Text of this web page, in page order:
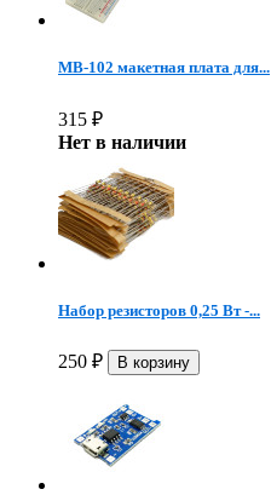
MB-102 макетная плата для...
315 ₽
Нет в наличии
Набор резисторов 0,25 Вт -...
250 ₽